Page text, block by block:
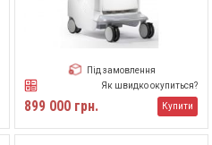
Під замовлення
Як швидко окупиться?
899 000 грн. Купити